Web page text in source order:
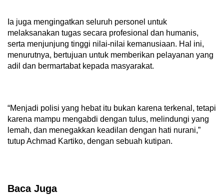
Ia juga mengingatkan seluruh personel untuk
melaksanakan tugas secara profesional dan humanis,
serta menjunjung tinggi nilai-nilai kemanusiaan. Hal ini,
menurutnya, bertujuan untuk memberikan pelayanan yang
adil dan bermartabat kepada masyarakat.
“Menjadi polisi yang hebat itu bukan karena terkenal, tetapi
karena mampu mengabdi dengan tulus, melindungi yang
lemah, dan menegakkan keadilan dengan hati nurani,”
tutup Achmad Kartiko, dengan sebuah kutipan.
Baca Juga